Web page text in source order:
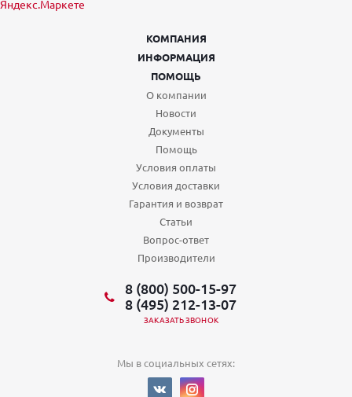
КОМПАНИЯ
ИНФОРМАЦИЯ
ПОМОЩЬ
О компании
Новости
Документы
Помощь
Условия оплаты
Условия доставки
Гарантия и возврат
Статьи
Вопрос-ответ
Производители
8 (800) 500-15-97
8 (495) 212-13-07
ЗАКАЗАТЬ ЗВОНОК
Мы в социальных сетях: